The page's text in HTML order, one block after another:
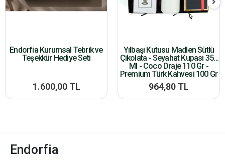
Endorfia Kurumsal Tebrik ve
Teşekkür Hediye Seti
1.600,00 TL
Yılbaşı Kutusu Madlen Sütlü
Çikolata - Seyahat Kupası 350
Ml - Coco Draje 110 Gr -
Premium Türk Kahvesi 100 Gr
964,80 TL
Endorfia